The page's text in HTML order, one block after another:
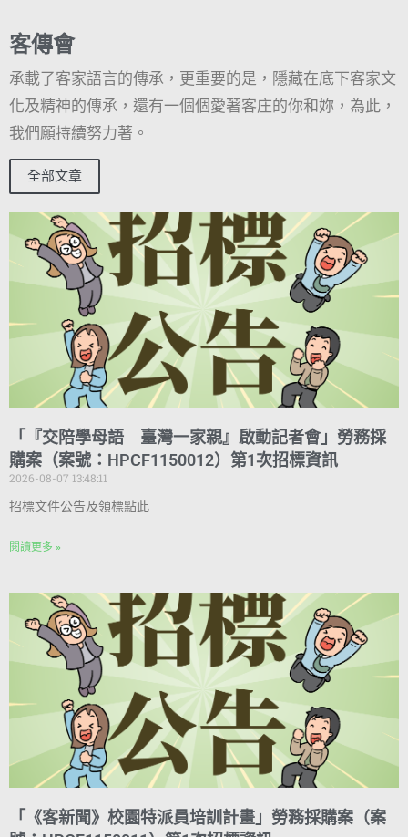
客傳會
承載了客家語言的傳承，更重要的是，隱藏在底下客家文
化及精神的傳承，還有一個個愛著客庄的你和妳，為此，
我們願持續努力著。
全部文章
「『交陪學母語 臺灣一家親』啟動記者會」勞務採
購案（案號：HPCF1150012）第1次招標資訊
2026-08-07 13:48:11
招標文件公告及領標點此
閱讀更多 »
「《客新聞》校園特派員培訓計畫」勞務採購案（案